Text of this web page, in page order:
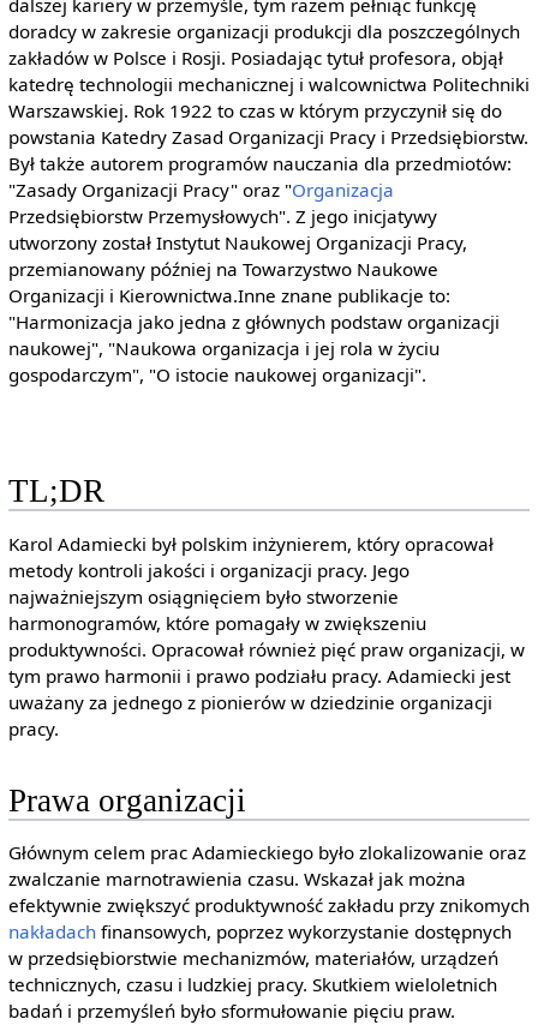
doradcy w zakresie organizacji produkcji dla poszczególnych
zakładów w Polsce i Rosji. Posiadając tytuł profesora, objął
katedrę technologii mechanicznej i walcownictwa Politechniki
Warszawskiej. Rok 1922 to czas w którym przyczynił się do
powstania Katedry Zasad Organizacji Pracy i Przedsiębiorstw.
Był także autorem programów nauczania dla przedmiotów:
"Zasady Organizacji Pracy" oraz "Organizacja
Przedsiębiorstw Przemysłowych". Z jego inicjatywy
utworzony został Instytut Naukowej Organizacji Pracy,
przemianowany później na Towarzystwo Naukowe
Organizacji i Kierownictwa.Inne znane publikacje to:
"Harmonizacja jako jedna z głównych podstaw organizacji
naukowej", "Naukowa organizacja i jej rola w życiu
gospodarczym", "O istocie naukowej organizacji".
TL;DR
Karol Adamiecki był polskim inżynierem, który opracował
metody kontroli jakości i organizacji pracy. Jego
najważniejszym osiągnięciem było stworzenie
harmonogramów, które pomagały w zwiększeniu
produktywności. Opracował również pięć praw organizacji, w
tym prawo harmonii i prawo podziału pracy. Adamiecki jest
uważany za jednego z pionierów w dziedzinie organizacji
pracy.
Prawa organizacji
Głównym celem prac Adamieckiego było zlokalizowanie oraz
zwalczanie marnotrawienia czasu. Wskazał jak można
efektywnie zwiększyć produktywność zakładu przy znikomych
nakładachfinansowych, poprzez wykorzystanie dostępnych
w przedsiębiorstwie mechanizmów, materiałów, urządzeń
technicznych, czasu i ludzkiej pracy. Skutkiem wieloletnich
badań i przemyśleń było sformułowanie pięciu praw.